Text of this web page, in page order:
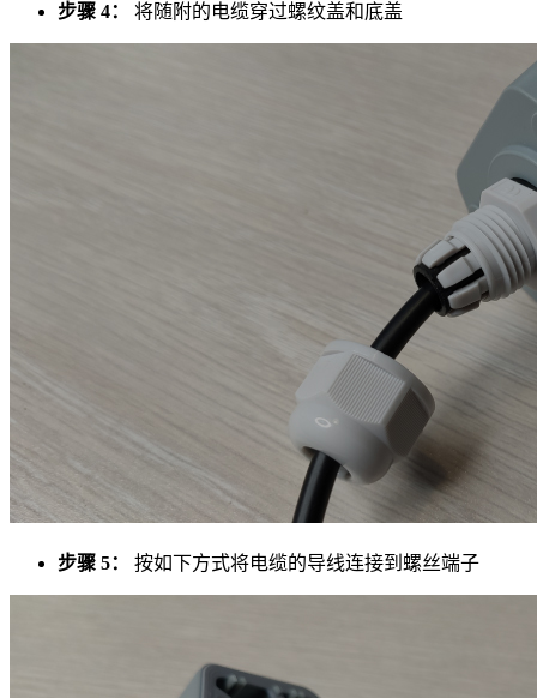
步骤 4： 将随附的电缆穿过螺纹盖和底盖
步骤 5： 按如下方式将电缆的导线连接到螺丝端子